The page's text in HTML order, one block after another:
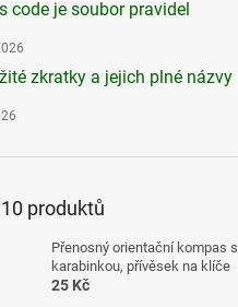
code je soubor pravidel
zkratky a jejich plné názvy
produktů
Přenosný orientační kompas s
karabinkou, přívěsek na klíče
25 Kč